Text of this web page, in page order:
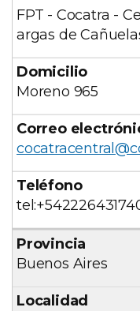
FPT - Cocatra -
argas de
Moreno 965
Buenos Aires